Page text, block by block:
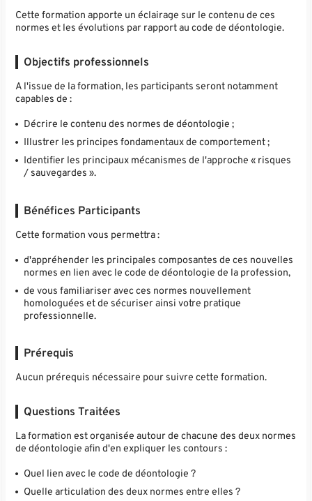
Cette formation apporte un éclairage sur le contenu de ces
normes et les évolutions par rapport au code de déontologie.
Objectifs professionnels
A l'issue de la formation, les participants seront notamment
capables de :
Décrire le contenu des normes de déontologie ;
Illustrer les principes fondamentaux de comportement ;
Identifier les principaux mécanismes de l'approche « risques
/ sauvegardes ».
Bénéfices Participants
Cette formation vous permettra :
d'appréhender les principales composantes de ces nouvelles
normes en lien avec le code de déontologie de la profession,
de vous familiariser avec ces normes nouvellement
homologuées et de sécuriser ainsi votre pratique
professionnelle.
Prérequis
Aucun prérequis nécessaire pour suivre cette formation.
Questions Traitées
La formation est organisée autour de chacune des deux normes
de déontologie afin d'en expliquer les contours :
Quel lien avec le code de déontologie ?
Quelle articulation des deux normes entre elles ?